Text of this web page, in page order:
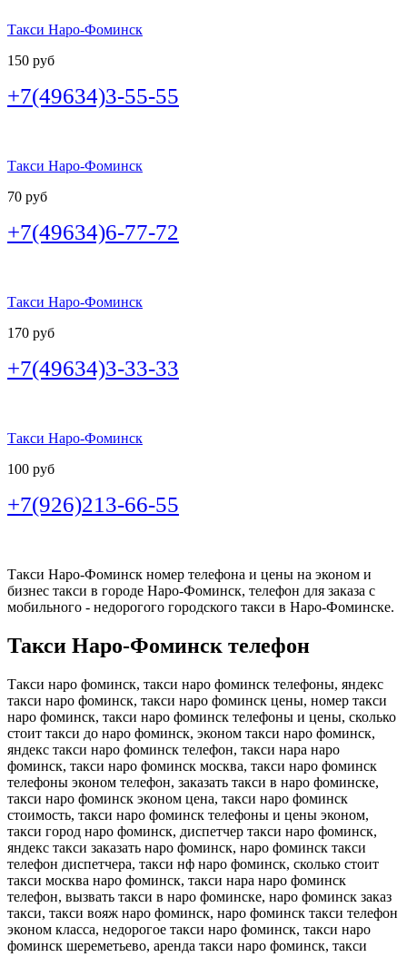
Такси Наро-Фоминск
150 руб
+7(49634)3-55-55
Такси Наро-Фоминск
70 руб
+7(49634)6-77-72
Такси Наро-Фоминск
170 руб
+7(49634)3-33-33
Такси Наро-Фоминск
100 руб
+7(926)213-66-55
Такси Наро-Фоминск номер телефона и цены на эконом и
бизнес такси в городе Наро-Фоминск, телефон для заказа с
мобильного - недорогого городского такси в Наро-Фоминске.
Такси Наро-Фоминск телефон
Такси наро фоминск, такси наро фоминск телефоны, яндекс
такси наро фоминск, такси наро фоминск цены, номер такси
наро фоминск, такси наро фоминск телефоны и цены, сколько
стоит такси до наро фоминск, эконом такси наро фоминск,
яндекс такси наро фоминск телефон, такси нара наро
фоминск, такси наро фоминск москва, такси наро фоминск
телефоны эконом телефон, заказать такси в наро фоминске,
такси наро фоминск эконом цена, такси наро фоминск
стоимость, такси наро фоминск телефоны и цены эконом,
такси город наро фоминск, диспетчер такси наро фоминск,
яндекс такси заказать наро фоминск, наро фоминск такси
телефон диспетчера, такси нф наро фоминск, сколько стоит
такси москва наро фоминск, такси нара наро фоминск
телефон, вызвать такси в наро фоминске, наро фоминск заказ
такси, такси вояж наро фоминск, наро фоминск такси телефон
эконом класса, недорогое такси наро фоминск, такси наро
фоминск шереметьево, аренда такси наро фоминск, такси